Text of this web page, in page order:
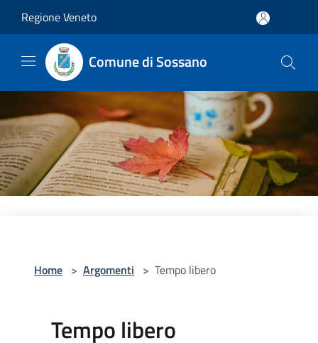
Regione Veneto
Comune di Sossano
Home > Argomenti > Tempo libero
Tempo libero